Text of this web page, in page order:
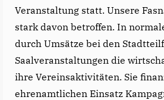
Veranstaltung statt. Unsere
stark davon betroffen. In
durch Umsätze bei den
Saalveranstaltungen die
ihre Vereinsaktivitäten. Sie
ehrenamtlichen Einsatz